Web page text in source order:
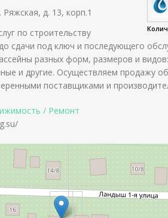
Ряжская, д. 13, корп.1
по строительству
сдачи под ключ и последующего
разных форм, размеров и
и другие. Осуществляем продажу
поставщиками и
/ Ремонт